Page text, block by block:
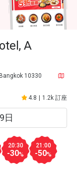
A
10330
4.8 1.2k 訂座
20:30
-30%
21:00
-50%